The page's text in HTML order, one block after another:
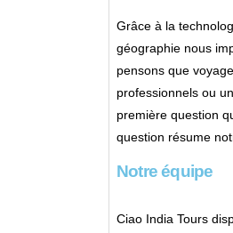
Grâce à la
géographie nous
pensons que
professionnels ou
première question
question résume
Notre équipe
Ciao India Tours